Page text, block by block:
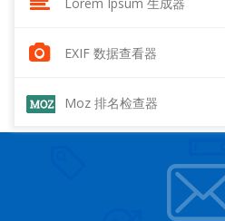
EXIF 数据查看器
Moz 排名检查器